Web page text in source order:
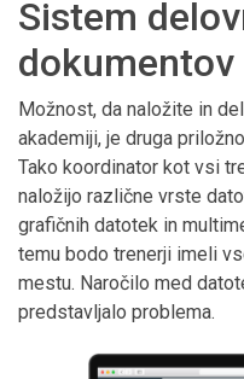
Sistem
dokumentov
Možnost, da naložite in
akademiji, je druga
Tako koordinator kot vsi
naložijo različne vrste
grafičnih datotek in
temu bodo trenerji imeli
mestu. Naročilo med
predstavljalo problema.